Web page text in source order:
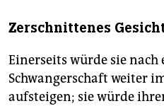
Zerschnittenes
Einerseits würde sie
Schwangerschaft weiter
aufsteigen; sie würde